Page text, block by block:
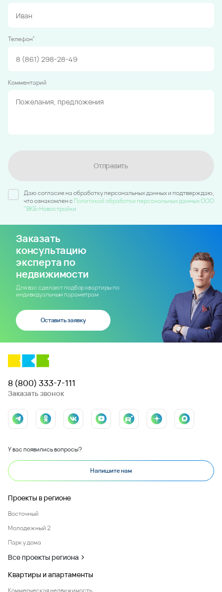
Телефон*
Комментарий
Отправить
Даю согласие на обработку персональных данных и подтверждаю,
что ознакомлен c Политикой обработки персональных данных ООО
"ВКБ-Новостройки
Заказать
консультацию
эксперта по
недвижимости
Для вас сделают подбор квартиры по
индивидуальным параметрам
Оставить заявку
8 (800) 333-7-111
Заказать звонок
У вас появились вопросы?
Напишите нам
Проекты в регионе
Восточный
Молодежный 2
Парк у дома
Все проекты региона
Квартиры и апартаменты
Коммерческая недвижимость